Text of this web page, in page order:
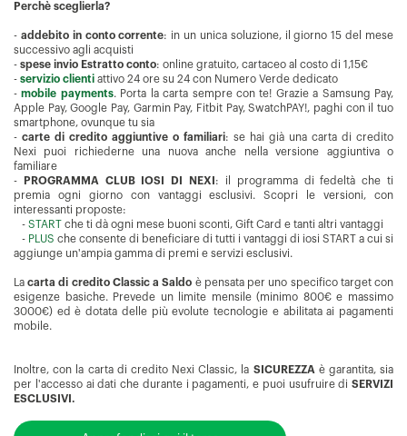
Perchè sceglierla?
- addebito in conto corrente: in un unica soluzione, il giorno 15 del mese
successivo agli acquisti
- spese invio Estratto conto: online gratuito, cartaceo al costo di 1,15€
- servizio clienti attivo 24 ore su 24 con Numero Verde dedicato
-mobile payments. Porta la carta sempre con te! Grazie a Samsung Pay,
Apple Pay, Google Pay, Garmin Pay, Fitbit Pay, SwatchPAY!, paghi con il tuo
smartphone, ovunque tu sia
- carte di credito aggiuntive o familiari: se hai già una carta di credito
Nexi puoi richiederne una nuova anche nella versione aggiuntiva o
familiare
-
PROGRAMMA CLUB IOSI DI NEXI : il programma di fedeltà che ti
premia ogni giorno con vantaggi esclusivi. Scopri le versioni, con
interessanti proposte:
- START
che ti dà ogni mese buoni sconti, Gift Card e tanti altri vantaggi
- PLUS che consente di beneficiare di tutti i vantaggi di iosi START a cui si
aggiunge un'ampia gamma di premi e servizi esclusivi.
Lacarta di credito Classic a Saldo è pensata per uno specifico target con
esigenze basiche. Prevede un limite mensile (minimo 800€ e massimo
3000€) ed è dotata delle più evolute tecnologie e abilitata ai pagamenti
mobile.
Inoltre, con la carta di credito Nexi Classic, la SICUREZZA è garantita, sia
per l'accesso ai dati che durante i pagamenti, e puoi usufruire di SERVIZI
ESCLUSIVI.